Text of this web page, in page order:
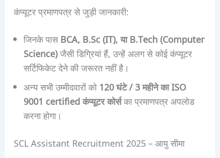
कंप्यूटर प्रमाणपत्र से जुड़ी जानकारी:
जिनके पासBCA, B.Sc (IT), या B.Tech (Computer
Science)जैसी डिग्रियां हैं, उन्हें अलग से कोई कंप्यूटर
सर्टिफिकेट देने की जरूरत नहीं है।
अन्य सभी उम्मीदवारों को120 घंटे / 3 महीने का ISO
9001 certified कंप्यूटर कोर्सका प्रमाणपत्र अपलोड
करना होगा।
SCL Assistant Recruitment 2025 – आयु सीमा